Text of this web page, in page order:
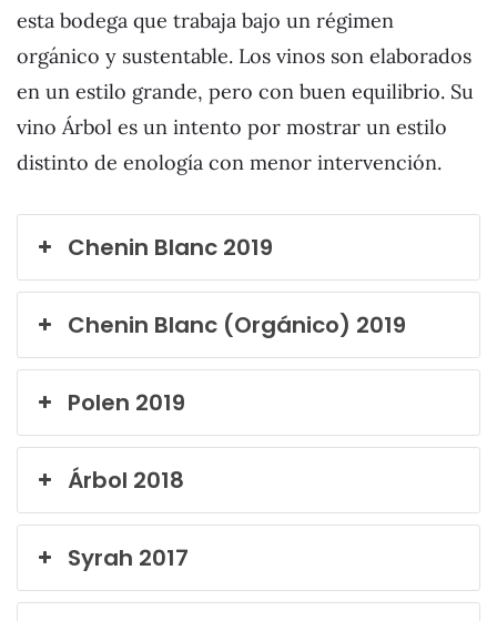
esta bodega que trabaja bajo un régimen
orgánico y sustentable. Los vinos son elaborados
en un estilo grande, pero con buen equilibrio. Su
vino Árbol es un intento por mostrar un estilo
distinto de enología con menor intervención.
Chenin Blanc 2019
Chenin Blanc (Orgánico) 2019
Polen 2019
Árbol 2018
Syrah 2017